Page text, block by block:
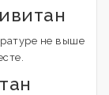
не выше